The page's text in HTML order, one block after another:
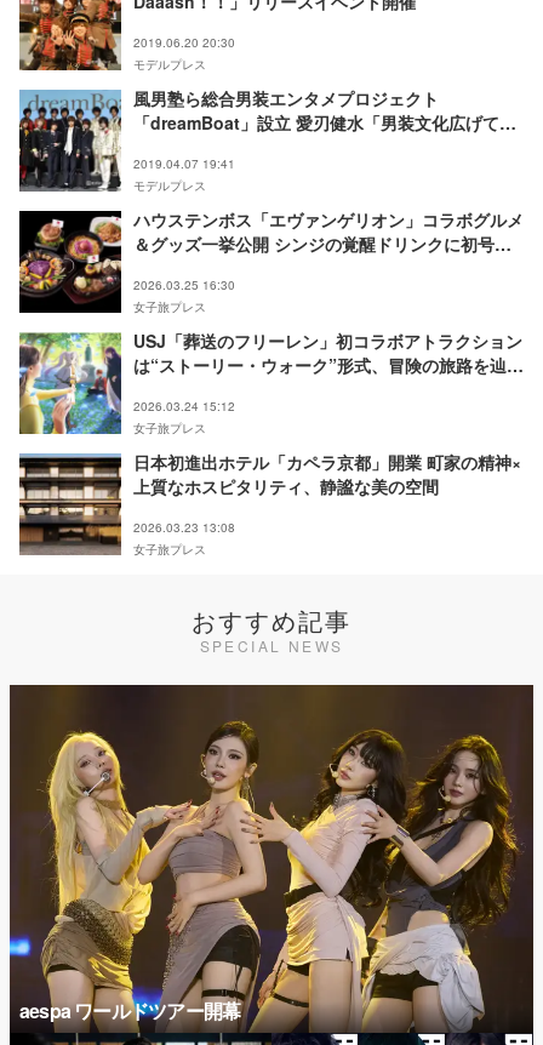
2019.06.20 20:30
モデルプレス
風男塾ら総合男装エンタメプロジェクト
「dreamBoat」設立 愛刃健水「男装文化広げてい
2019.04.07 19:41
モデルプレス
ハウステンボス「エヴァンゲリオン」コラボグルメ
＆グッズ一挙公開 シンジの覚醒ドリンクに初号機
2026.03.25 16:30
女子旅プレス
USJ「葬送のフリーレン」初コラボアトラクション
は“ストーリー・ウォーク”形式、冒険の旅路を辿る
2026.03.24 15:12
女子旅プレス
⽇本初進出ホテル「カペラ京都」開業 町家の精神×
上質なホスピタリティ、静謐な美の空間
2026.03.23 13:08
女子旅プレス
おすすめ記事
SPECIAL NEWS
aespa ワールドツアー開幕